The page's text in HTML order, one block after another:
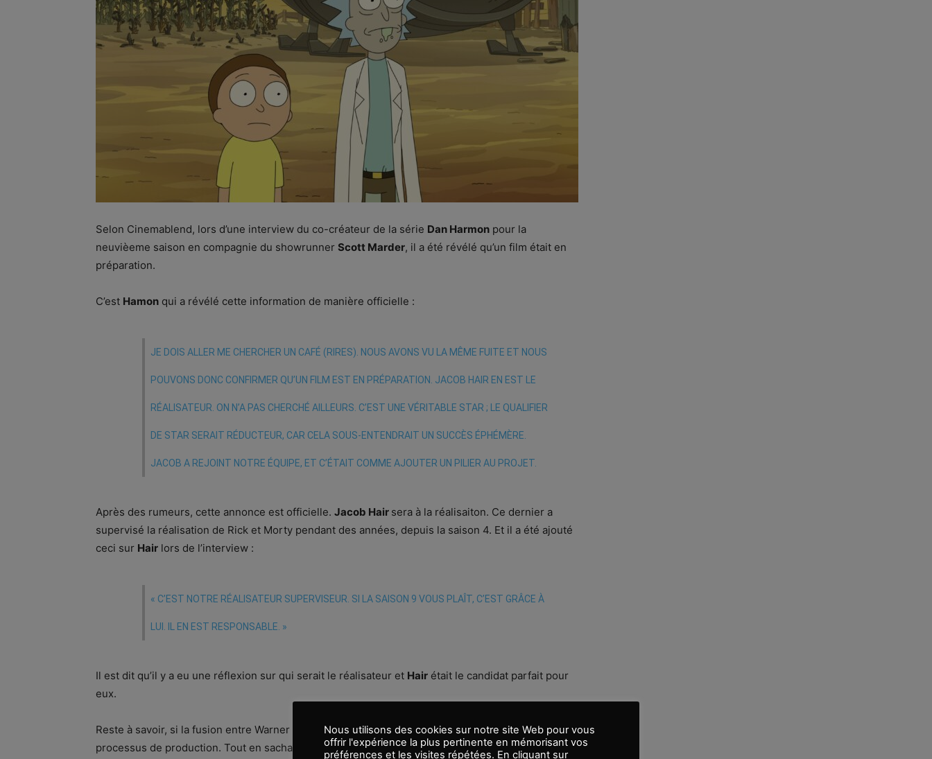
Selon Cinemablend, lors d’une interview du co-créateur de la série Dan Harmon pour la
neuvièeme saison en compagnie du showrunner Scott Marder, il a été révélé qu’un film était en
préparation.
C’est Hamon qui a révélé cette information de manière officielle :
JE DOIS ALLER ME CHERCHER UN CAFÉ (RIRES). NOUS AVONS VU LA MÊME FUITE ET NOUS
POUVONS DONC CONFIRMER QU’UN FILM EST EN PRÉPARATION. JACOB HAIR EN EST LE
RÉALISATEUR. ON N’A PAS CHERCHÉ AILLEURS. C’EST UNE VÉRITABLE STAR ; LE QUALIFIER
DE STAR SERAIT RÉDUCTEUR, CAR CELA SOUS-ENTENDRAIT UN SUCCÈS ÉPHÉMÈRE.
JACOB A REJOINT NOTRE ÉQUIPE, ET C’ÉTAIT COMME AJOUTER UN PILIER AU PROJET.
Après des rumeurs, cette annonce est officielle. Jacob Hair sera à la réalisaiton. Ce dernier a
supervisé la réalisation de Rick et Morty pendant des années, depuis la saison 4. Et il a été ajouté
ceci sur Hair lors de l’interview :
« C’EST NOTRE RÉALISATEUR SUPERVISEUR. SI LA SAISON 9 VOUS PLAÎT, C’EST GRÂCE À
LUI. IL EN EST RESPONSABLE. »
Il est dit qu’il y a eu une réflexion sur qui serait le réalisateur et Hair était le candidat parfait pour
eux.
Reste à savoir, si la fusion entre Warner Bros et Paramount Skydance ne va pas ralentir le
processus de production. Tout en sachant, la série Rick et Morty est renouvelée jusqu’à la saison
Nous utilisons des cookies sur notre site Web pour vous
offrir l'expérience la plus pertinente en mémorisant vos
préférences et les visites répétées. En cliquant sur